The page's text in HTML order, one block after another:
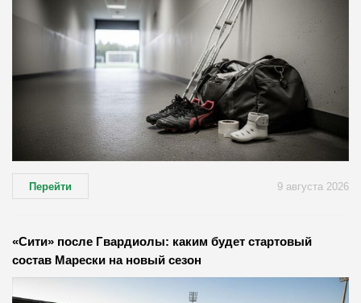
Перейти 9 августа 2026
«Сити» после Гвардиолы: каким будет стартовый
состав Марески на новый сезон